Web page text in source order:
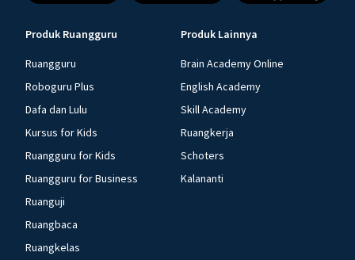
Produk Ruangguru
Ruangguru
Roboguru Plus
Dafa dan Lulu
Kursus for Kids
Ruangguru for Kids
Ruangguru for Business
Ruanguji
Ruangbaca
Ruangkelas
Produk Lainnya
Brain Academy Online
English Academy
Skill Academy
Ruangkerja
Schoters
Kalananti